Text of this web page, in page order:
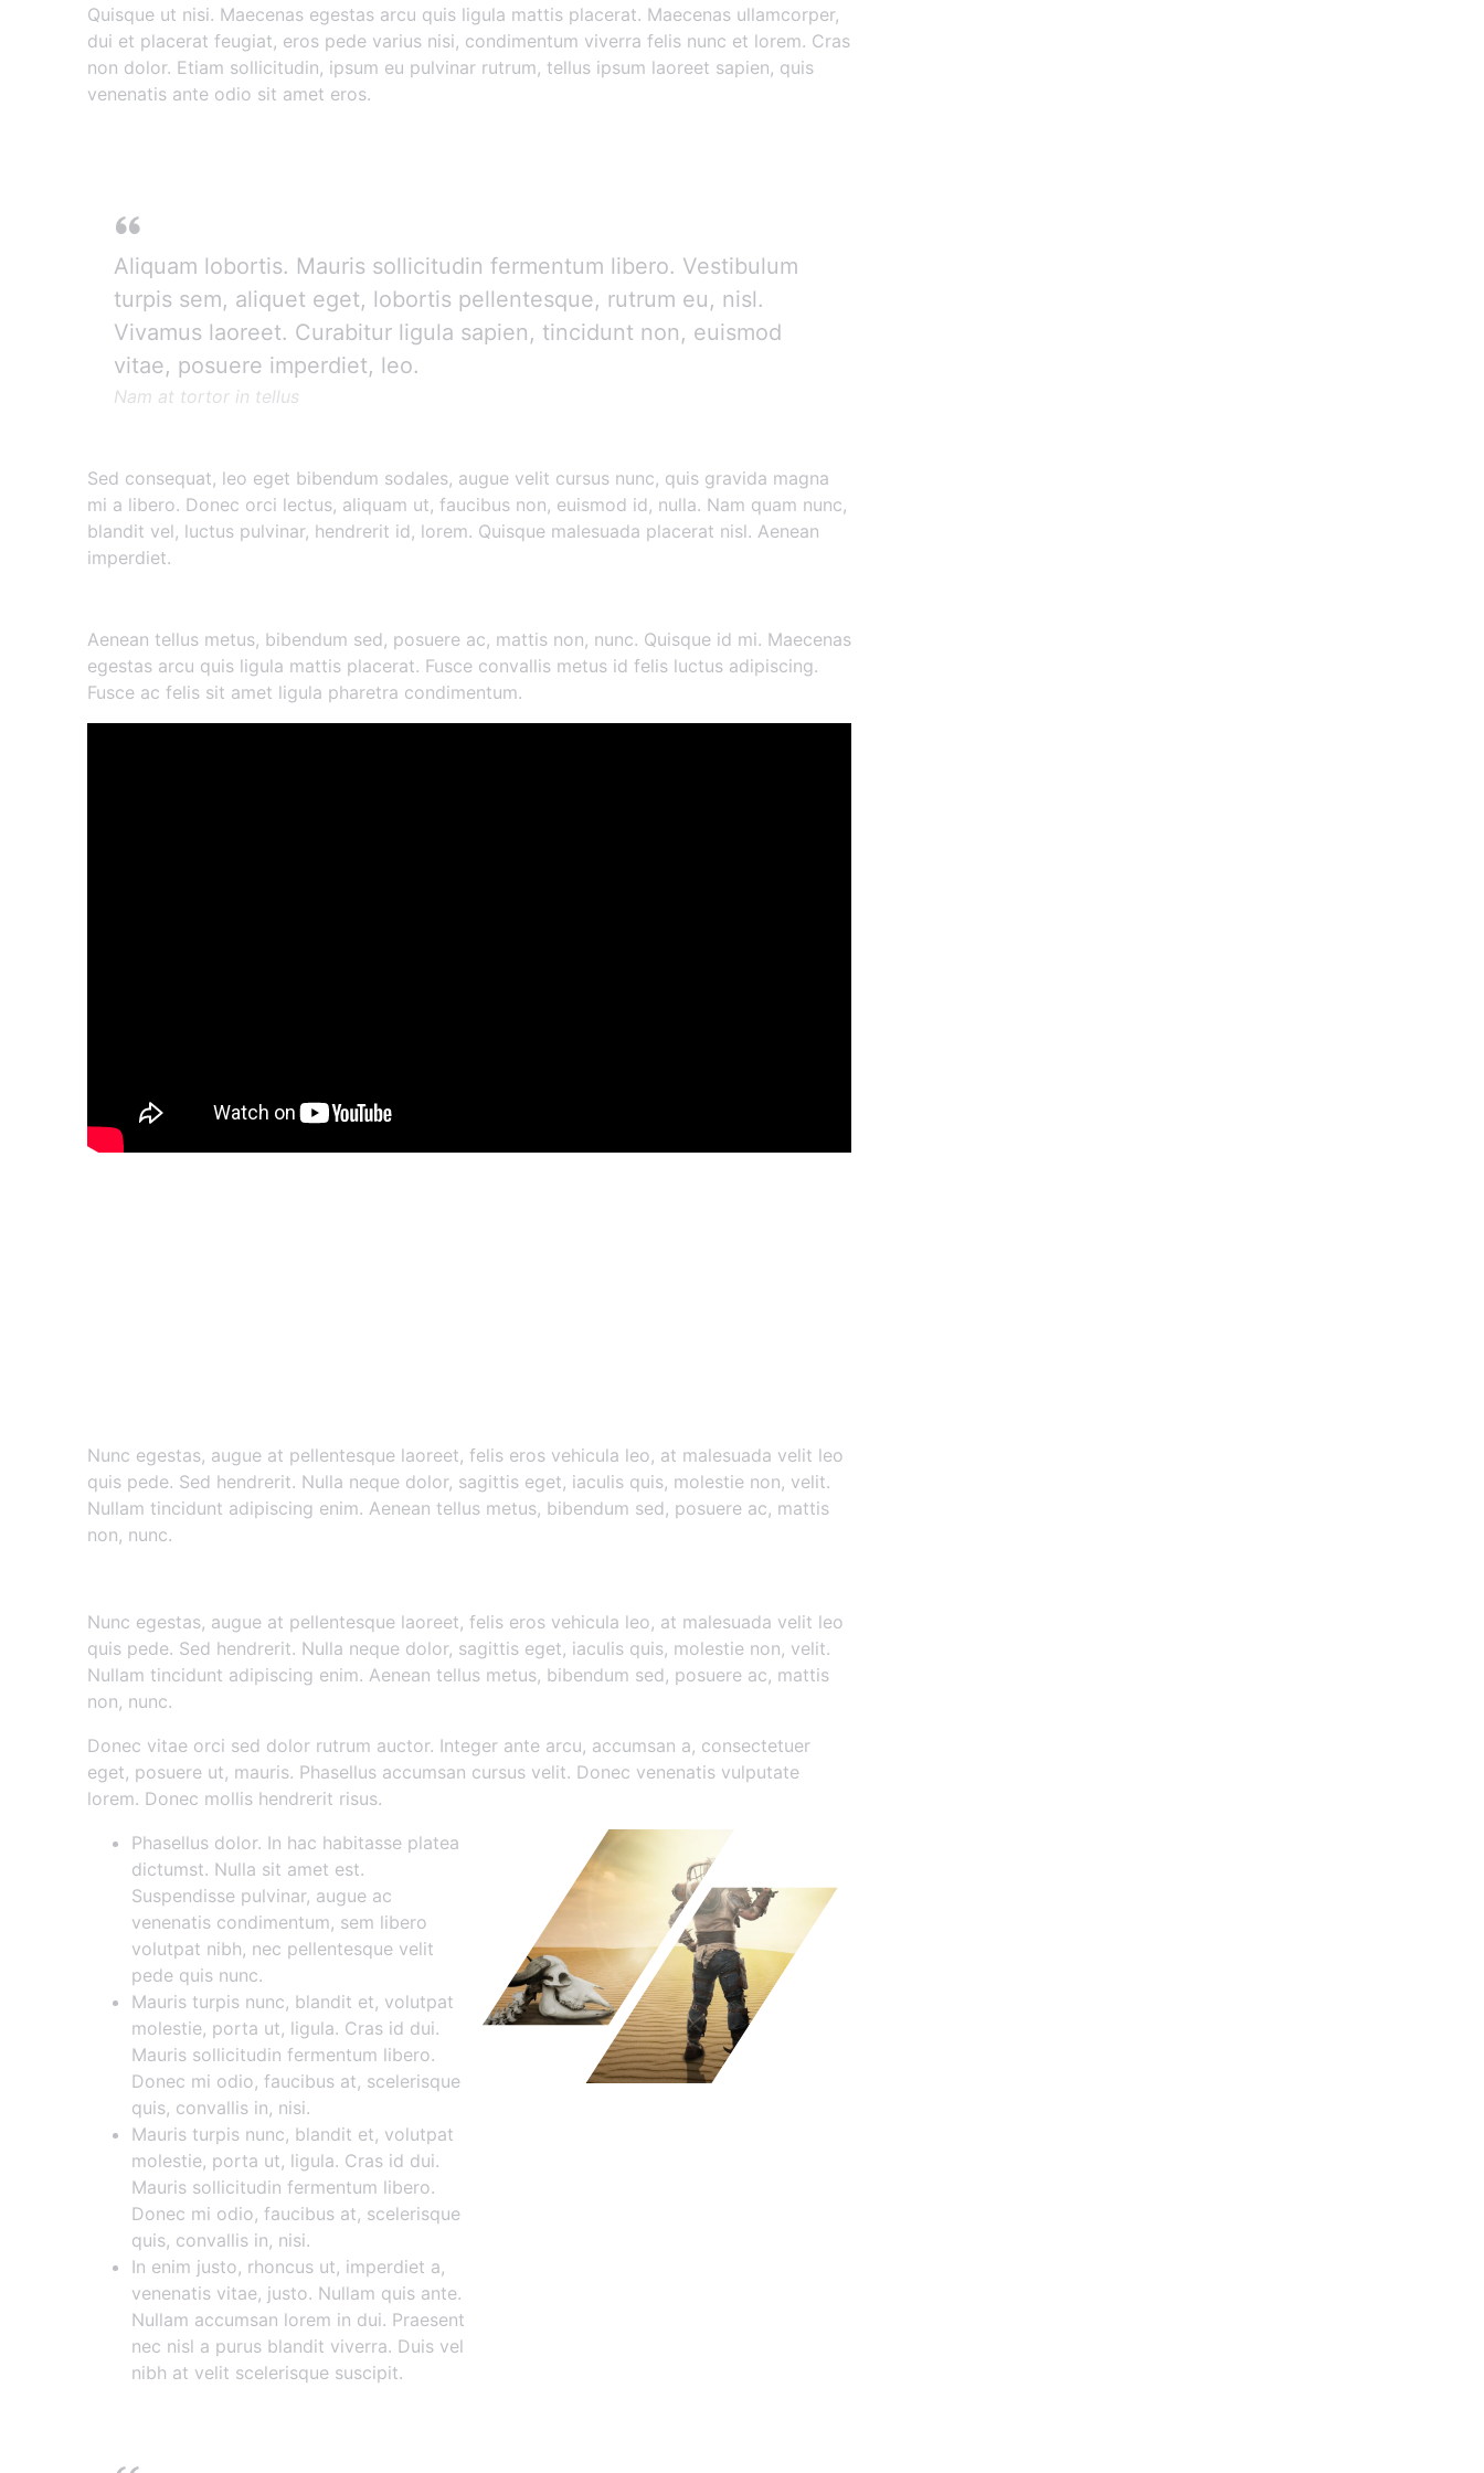
Quisque ut nisi. Maecenas egestas arcu quis ligula mattis placerat. Maecenas ullamcorper,
dui et placerat feugiat, eros pede varius nisi, condimentum viverra felis nunc et lorem. Cras
non dolor. Etiam sollicitudin, ipsum eu pulvinar rutrum, tellus ipsum laoreet sapien, quis
venenatis ante odio sit amet eros.
Aliquam lobortis. Mauris sollicitudin fermentum libero. Vestibulum
turpis sem, aliquet eget, lobortis pellentesque, rutrum eu, nisl.
Vivamus laoreet. Curabitur ligula sapien, tincidunt non, euismod
vitae, posuere imperdiet, leo.
Nam at tortor in tellus
Sed consequat, leo eget bibendum sodales, augue velit cursus nunc, quis gravida magna
mi a libero. Donec orci lectus, aliquam ut, faucibus non, euismod id, nulla. Nam quam nunc,
blandit vel, luctus pulvinar, hendrerit id, lorem. Quisque malesuada placerat nisl. Aenean
imperdiet.
Aenean tellus metus, bibendum sed, posuere ac, mattis non, nunc. Quisque id mi. Maecenas
egestas arcu quis ligula mattis placerat. Fusce convallis metus id felis luctus adipiscing.
Fusce ac felis sit amet ligula pharetra condimentum.
Nunc egestas, augue at pellentesque laoreet, felis eros vehicula leo, at malesuada velit leo
quis pede. Sed hendrerit. Nulla neque dolor, sagittis eget, iaculis quis, molestie non, velit.
Nullam tincidunt adipiscing enim. Aenean tellus metus, bibendum sed, posuere ac, mattis
non, nunc.
Nunc egestas, augue at pellentesque laoreet, felis eros vehicula leo, at malesuada velit leo
quis pede. Sed hendrerit. Nulla neque dolor, sagittis eget, iaculis quis, molestie non, velit.
Nullam tincidunt adipiscing enim. Aenean tellus metus, bibendum sed, posuere ac, mattis
non, nunc.
Donec vitae orci sed dolor rutrum auctor. Integer ante arcu, accumsan a, consectetuer
eget, posuere ut, mauris. Phasellus accumsan cursus velit. Donec venenatis vulputate
lorem. Donec mollis hendrerit risus.
Phasellus dolor. In hac habitasse platea
dictumst. Nulla sit amet est.
Suspendisse pulvinar, augue ac
venenatis condimentum, sem libero
volutpat nibh, nec pellentesque velit
pede quis nunc.
Mauris turpis nunc, blandit et, volutpat
molestie, porta ut, ligula. Cras id dui.
Mauris sollicitudin fermentum libero.
Donec mi odio, faucibus at, scelerisque
quis, convallis in, nisi.
Mauris turpis nunc, blandit et, volutpat
molestie, porta ut, ligula. Cras id dui.
Mauris sollicitudin fermentum libero.
Donec mi odio, faucibus at, scelerisque
quis, convallis in, nisi.
In enim justo, rhoncus ut, imperdiet a,
venenatis vitae, justo. Nullam quis ante.
Nullam accumsan lorem in dui. Praesent
nec nisl a purus blandit viverra. Duis vel
nibh at velit scelerisque suscipit.